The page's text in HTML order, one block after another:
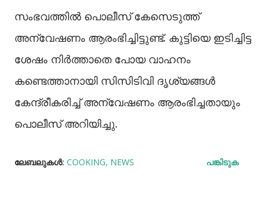
സംഭവത്തില്‍ പൊലീസ് കേസെടുത്ത്
അന്വേഷണം ആരംഭിച്ചിട്ടുണ്ട്. കുട്ടിയെ ഇടിച്ചിട്ട
ശേഷം നിർത്താതെ പോയ വാഹനം
കണ്ടെത്താനായി സിസിടിവി ദൃശ്യങ്ങള്‍
കേന്ദ്രീകരിച്ച്‌ അന്വേഷണം ആരംഭിച്ചതായും
പൊലീസ് അറിയിച്ചു.
ലേബലുകള്‍: COOKING NEWS പങ്കിടുക